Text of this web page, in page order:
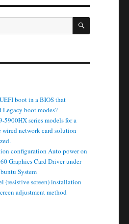
boot in a BIOS that
Legacy boot modes?
5900HX series models for a
wired network card solution
configuration Auto power on
Graphics Card Driver under
System
(resistive screen) installation
adjustment method